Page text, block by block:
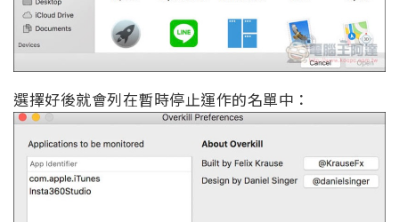
選擇好後就會列在暫時停止運作的名單中：